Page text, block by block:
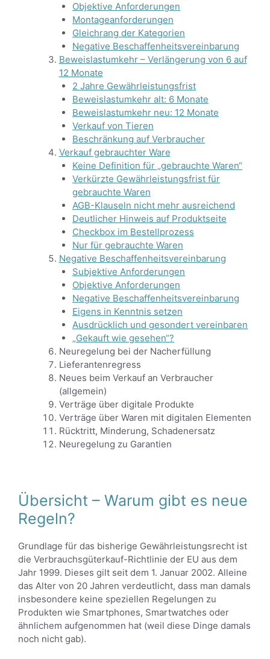
Objektive Anforderungen
Montageanforderungen
Gleichrang der Kategorien
Negative Beschaffenheitsvereinbarung
Beweislastumkehr – Verlängerung von 6 auf
12 Monate
2 Jahre Gewährleistungsfrist
Beweislastumkehr alt: 6 Monate
Beweislastumkehr neu: 12 Monate
Verkauf von Tieren
Beschränkung auf Verbraucher
Verkauf gebrauchter Ware
Keine Definition für „gebrauchte Waren“
Verkürzte Gewährleistungsfrist für
gebrauchte Waren
AGB-Klauseln nicht mehr ausreichend
Deutlicher Hinweis auf Produktseite
Checkbox im Bestellprozess
Nur für gebrauchte Waren
Negative Beschaffenheitsvereinbarung
Subjektive Anforderungen
Objektive Anforderungen
Negative Beschaffenheitsvereinbarung
Eigens in Kenntnis setzen
Ausdrücklich und gesondert vereinbaren
„Gekauft wie gesehen“?
Neuregelung bei der Nacherfüllung
Lieferantenregress
Neues beim Verkauf an Verbraucher
(allgemein)
Verträge über digitale Produkte
Verträge über Waren mit digitalen Elementen
Rücktritt, Minderung, Schadenersatz
Neuregelung zu Garantien
Übersicht – Warum gibt es neue
Regeln?
Grundlage für das bisherige Gewährleistungsrecht ist
die Verbrauchsgüterkauf-Richtlinie der EU aus dem
Jahr 1999. Dieses gilt seit dem 1. Januar 2002. Alleine
das Alter von 20 Jahren verdeutlicht, dass man damals
insbesondere keine speziellen Regelungen zu
Produkten wie Smartphones, Smartwatches oder
ähnlichem aufgenommen hat (weil diese Dinge damals
noch nicht gab).